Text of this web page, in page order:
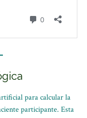
para calcular la
participante. Esta